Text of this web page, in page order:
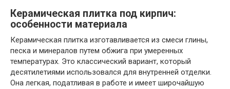
Керамическая плитка под кирпич:
особенности материала
Керамическая плитка изготавливается из смеси глины,
песка и минералов путем обжига при умеренных
температурах. Это классический вариант, который
десятилетиями использовался для внутренней отделки.
Она легкая, податливая в работе и имеет широчайшую